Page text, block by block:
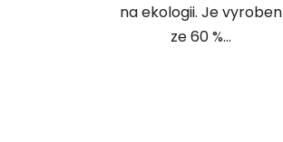
na ekologii. Je vyroben
ze 60 %...